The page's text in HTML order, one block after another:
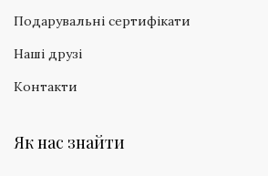
Подарувальні сертифікати
Наші друзі
Контакти
Як нас знайти